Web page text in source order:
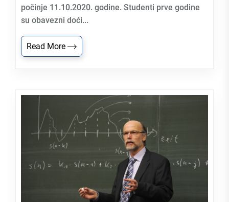
počinje 11.10.2020. godine. Studenti prve godine
su obavezni doći...
Read More